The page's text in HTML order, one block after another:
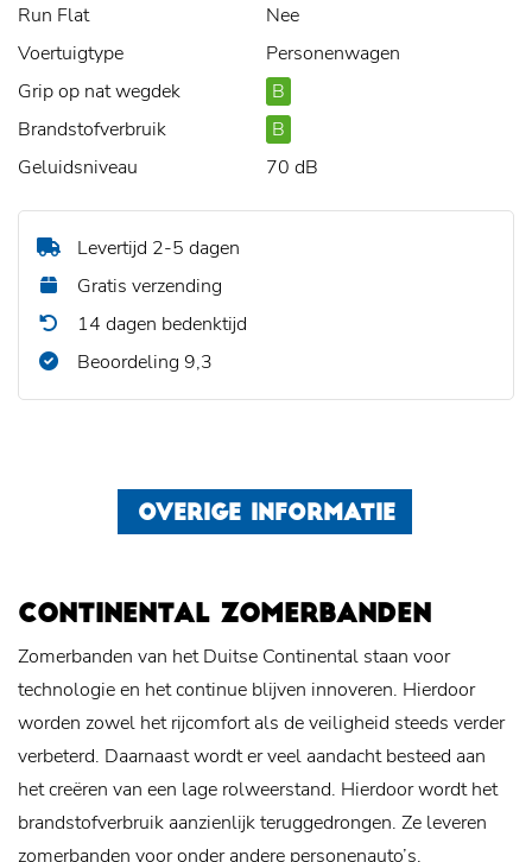
Run Flat
Nee
Voertuigtype
Personenwagen
Grip op nat wegdek
B
Brandstofverbruik
B
Geluidsniveau
70 dB
Levertijd 2-5 dagen
Gratis verzending
14 dagen bedenktijd
Beoordeling 9,3
OVERIGE INFORMATIE
CONTINENTAL ZOMERBANDEN
Zomerbanden van het Duitse Continental staan voor
technologie en het continue blijven innoveren. Hierdoor
worden zowel het rijcomfort als de veiligheid steeds verder
verbeterd. Daarnaast wordt er veel aandacht besteed aan
het creëren van een lage rolweerstand. Hierdoor wordt het
brandstofverbruik aanzienlijk teruggedrongen. Ze leveren
zomerbanden voor onder andere personenauto’s,